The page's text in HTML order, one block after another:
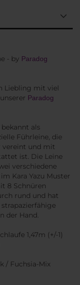
- by Paradog
Liebling mit viel
Paradog
als
Führleine, die
vereint und mit
ist. Die Leine
verschiedene
Kara Yazu Muster
8 Schnüren
rund und hat
strapazierfähige
der Hand.
1,47m (+/-1)
/ Fuchsia-Mix